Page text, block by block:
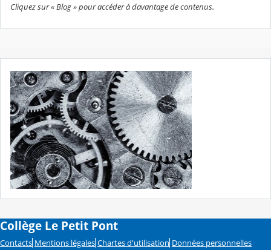
Cliquez sur « Blog » pour accéder à davantage de contenus.
Collège Le Petit Pont
Contacts Mentions légales Chartes d'utilisation Données personnelles